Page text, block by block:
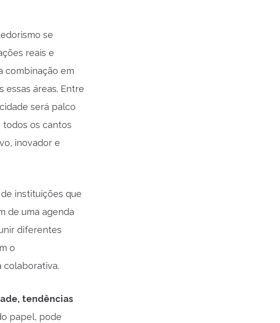
se
reais e
combinação em
essas áreas. Entre
será palco
todos os cantos
inovador e
instituições que
de uma agenda
diferentes
o
colaborativa.
tendências
papel, pode